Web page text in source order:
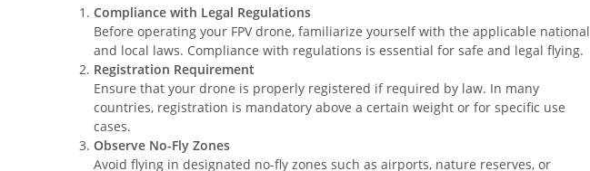
Compliance with Legal Regulations
Before operating your FPV drone, familiarize yourself with the applicable national
and local laws. Compliance with regulations is essential for safe and legal flying.
Registration Requirement
Ensure that your drone is properly registered if required by law. In many
countries, registration is mandatory above a certain weight or for specific use
cases.
Observe No-Fly Zones
Avoid flying in designated no-fly zones such as airports, nature reserves, or